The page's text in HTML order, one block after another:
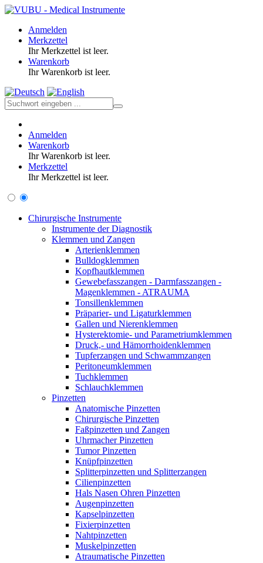
Anmelden
Merkzettel
Ihr Merkzettel ist leer.
Warenkorb
Ihr Warenkorb ist leer.
Anmelden
Warenkorb
Ihr Warenkorb ist leer.
Merkzettel
Ihr Merkzettel ist leer.
Chirurgische Instrumente
Instrumente der Diagnostik
Klemmen und Zangen
Arterienklemmen
Bulldogklemmen
Kopfhautklemmen
Gewebefasszangen - Darmfasszangen -
Magenklemmen - ATRAUMA
Tonsillenklemmen
Präparier- und Ligaturklemmen
Gallen und Nierenklemmen
Hysterektomie- und Parametriumklemmen
Druck,- und Hämorrhoidenklemmen
Tupferzangen und Schwammzangen
Peritoneumklemmen
Tuchklemmen
Schlauchklemmen
Pinzetten
Anatomische Pinzetten
Chirurgische Pinzetten
Faßpinzetten und Zangen
Uhrmacher Pinzetten
Tumor Pinzetten
Knüpfpinzetten
Splitterpinzetten und Splitterzangen
Cilienpinzetten
Hals Nasen Ohren Pinzetten
Augenpinzetten
Kapselpinzetten
Fixierpinzetten
Nahtpinzetten
Muskelpinzetten
Atraumatische Pinzetten